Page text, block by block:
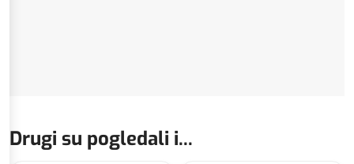
Drugi su pogledali i...